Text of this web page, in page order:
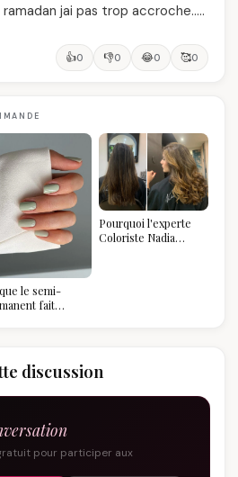
jai pas trop accroche…..
👍0 👎0 😂0 🥰0
le semi-
fait
Pourquoi l'experte
Coloriste Nadia
discussion
pour participer aux